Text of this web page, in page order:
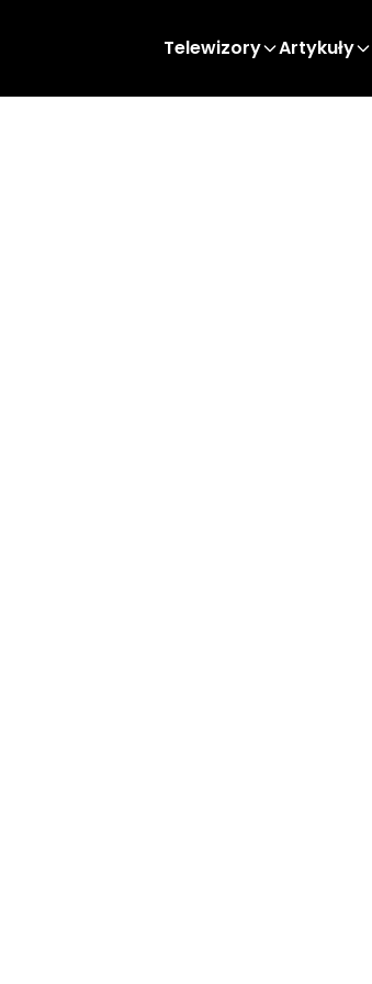
Telewizory Artykuły